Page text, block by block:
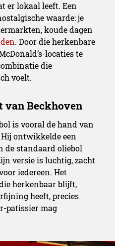
er lokaal leeft. Een
waarde: je
koude dagen
. Door die herkenbare
locaties te
die
voelt.
is vooral de hand van
ontwikkelde een
de standaard oliebol
versie is luchtig, zacht
iedereen. Het
herkenbaar blijft,
heeft, precies
patissier mag